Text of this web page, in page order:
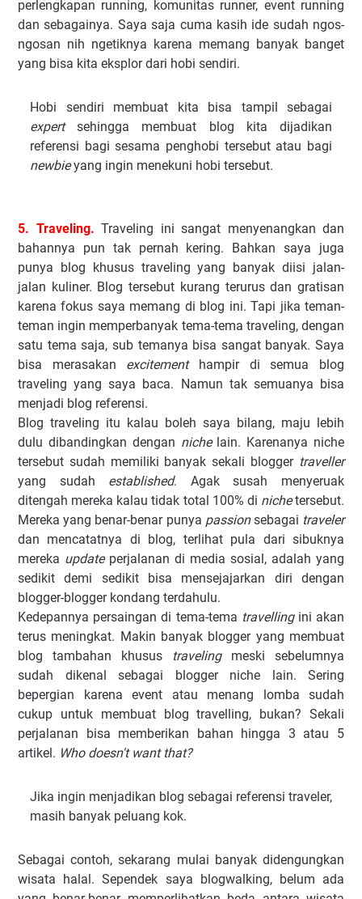
perlengkapan running, komunitas runner, event running
dan sebagainya. Saya saja cuma kasih ide sudah ngos-
ngosan nih ngetiknya karena memang banyak banget
yang bisa kita eksplor dari hobi sendiri.
Hobi sendiri membuat kita bisa tampil sebagai
expertsehingga membuat blog kita dijadikan
referensi bagi sesama penghobi tersebut atau bagi
newbieyang ingin menekuni hobi tersebut.
5. Traveling. Traveling ini sangat menyenangkan dan
bahannya pun tak pernah kering. Bahkan saya juga
punya blog khusus traveling yang banyak diisi jalan-
jalan kuliner. Blog tersebut kurang terurus dan gratisan
karena fokus saya memang di blog ini. Tapi jika teman-
teman ingin memperbanyak tema-tema traveling, dengan
satu tema saja, sub temanya bisa sangat banyak. Saya
bisa merasakan excitementhampir di semua blog
traveling yang saya baca. Namun tak semuanya bisa
menjadi blog referensi.
Blog traveling itu kalau boleh saya bilang, maju lebih
dulu dibandingkan dengan nichelain. Karenanya niche
tersebut sudah memiliki banyak sekali blogger traveller
yang sudah established. Agak susah menyeruak
ditengah mereka kalau tidak total 100% di nichetersebut.
Mereka yang benar-benar punya passionsebagai traveler
dan mencatatnya di blog, terlihat pula dari sibuknya
mereka updateperjalanan di media sosial, adalah yang
sedikit demi sedikit bisa mensejajarkan diri dengan
blogger-blogger kondang terdahulu.
Kedepannya persaingan di tema-tema travellingini akan
terus meningkat. Makin banyak blogger yang membuat
blog tambahan khusus
traveling meski sebelumnya
sudah dikenal sebagai blogger niche lain. Sering
bepergian karena event atau menang lomba sudah
cukup untuk membuat blog travelling, bukan? Sekali
perjalanan bisa memberikan bahan hingga 3 atau 5
artikel. Who doesn't want that?
Jika ingin menjadikan blog sebagai referensi traveler,
masih banyak peluang kok.
Sebagai contoh, sekarang mulai banyak didengungkan
wisata halal. Sependek saya blogwalking, belum ada